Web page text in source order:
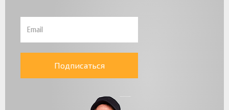
Подписаться